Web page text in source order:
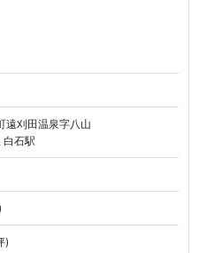
遠刈田温泉字八山
白石駅
)